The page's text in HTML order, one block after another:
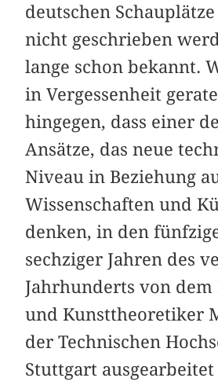
deutschen
nicht geschrieben
lange schon bekannt.
in Vergessenheit
hingegen, dass einer
Ansätze, das neue
Niveau in Beziehung
Wissenschaften und
denken, in den
sechziger Jahren des
Jahrhunderts von dem
und Kunsttheoretiker
der Technischen
Stuttgart